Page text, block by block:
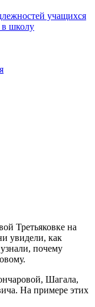
учащихся
в школу
Третьяковке на
увидели, как
почему
Шагала,
На примере этих